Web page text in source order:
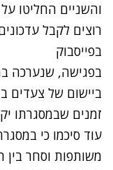
והשניים החליטו
בפייסבוק
בפגישה, שנערכה
ביישום של צעדים
זמנים שבמסגרתו
עוד סיכמו כי
משותפות וסחר